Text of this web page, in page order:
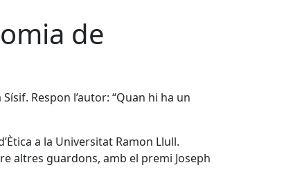
de
Respon l’autor: “Quan hi ha un
a la Universitat Ramon Llull.
altres guardons, amb el premi Joseph